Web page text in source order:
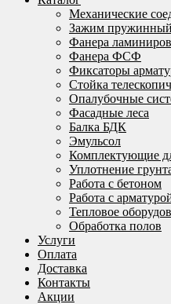
Механические
Зажим пружинный
Фанера
Фанера ФСФ
Фиксаторы
Стойка
Опалубочные
Фасадные леса
Балка БДК
Эмульсол
Комплектующие
Уплотнение
Работа с бетоном
Работа с
Тепловое
Обработка полов
Услуги
Оплата
Доставка
Контакты
Акции